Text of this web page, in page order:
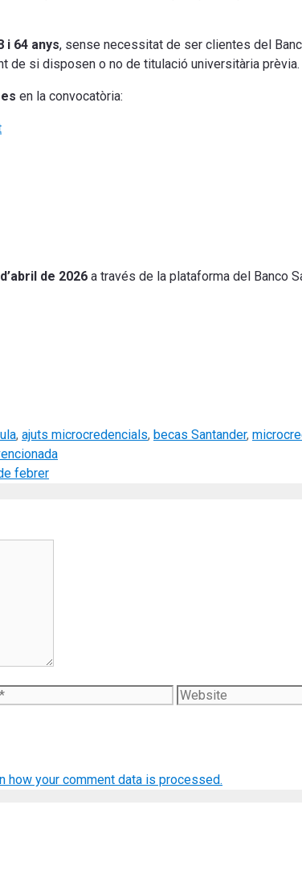
i 64 anys, sense necessitat de ser clientes del
de si disposen o no de titulació universitària prèvia.
en la convocatòria:
de 2026 a través de la plataforma del Banco
, ajuts microcredencials, becas Santander,
febrer
Website
how your comment data is processed.